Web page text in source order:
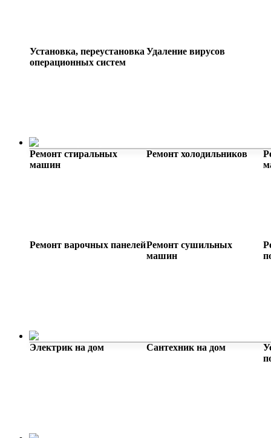
Установка, переустановка
операционных систем
Удаление вирусов
Ремонт стиральных
машин
Ремонт холодильников
Ремонт варочных панелейРемонт сушильных
машин
Электрик на дом
Сантехник на дом